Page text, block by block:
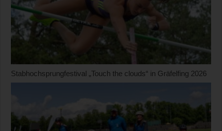
Stabhochsprungfestival „Touch the clouds“ in Gräfelfing 2026